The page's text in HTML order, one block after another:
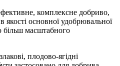
комплексне добриво,
якості основної удобрювальної
більш масштабного
плодово-ягідні